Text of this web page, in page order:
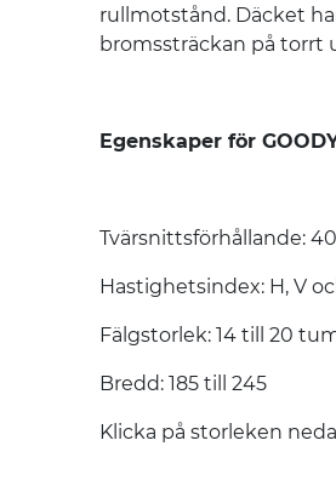
rullmotstånd. Däcket
bromssträckan på torrt
Egenskaper för
Tvärsnittsförhållande:
Hastighetsindex: H, V
Fälgstorlek: 14 till 20
Bredd: 185 till 245
Klicka på storleken